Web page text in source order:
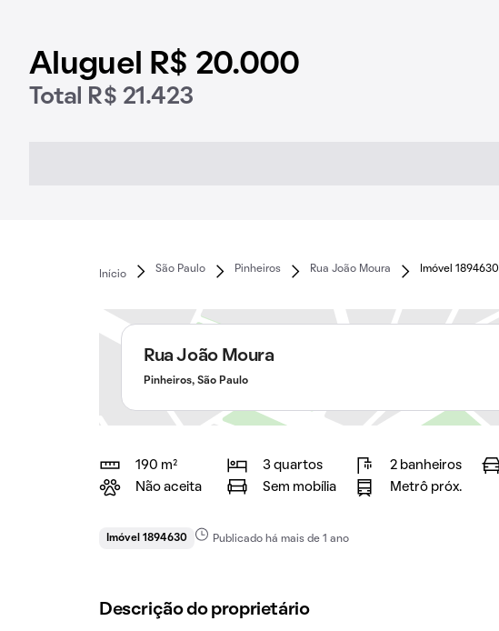
Aluguel R$ 20.000
Total R$ 21.423
Início
São Paulo Pinheiros Rua João Moura Imóvel 1894630
Rua João Moura
Pinheiros, São Paulo
190 m² 3 quartos 2 banheiros
Não aceita
Sem mobília Metrô próx.
Imóvel 1894630 Publicado há mais de 1 ano
Descrição do proprietário